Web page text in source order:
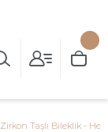
Zirkon Taşlı Bileklik -